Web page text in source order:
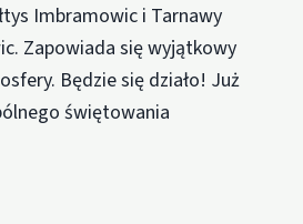
Imbramowic i Tarnawy
Zapowiada się wyjątkowy
Będzie się działo! Już
świętowania